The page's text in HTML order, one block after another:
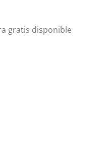
gratis disponible